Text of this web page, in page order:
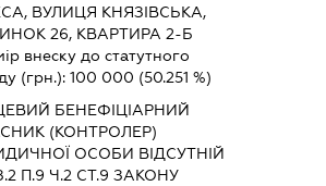
ВУЛИЦЯ КНЯЗІВСЬКА,
26, КВАРТИРА 2-Б
внеску до статутного
(грн.): 100 000 (50.251 %)
БЕНЕФІЦІАРНИЙ
(КОНТРОЛЕР)
ОСОБИ ВІДСУТНІЙ
П.9 Ч.2 СТ.9 ЗАКОНУ